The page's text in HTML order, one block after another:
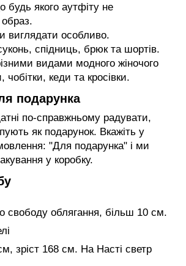
будь якого аутфіту не
виглядати особливо.
спідниць, брюк та шортів.
видами модного жіночого
чобітки, кеди та кросівки.
подарунка
по-справжньому радувати,
як подарунок. Вкажіть у
"Для подарунка" і ми
у коробку.
свободу облягання, більш 10 см.
зріст 168 см. На Насті светр